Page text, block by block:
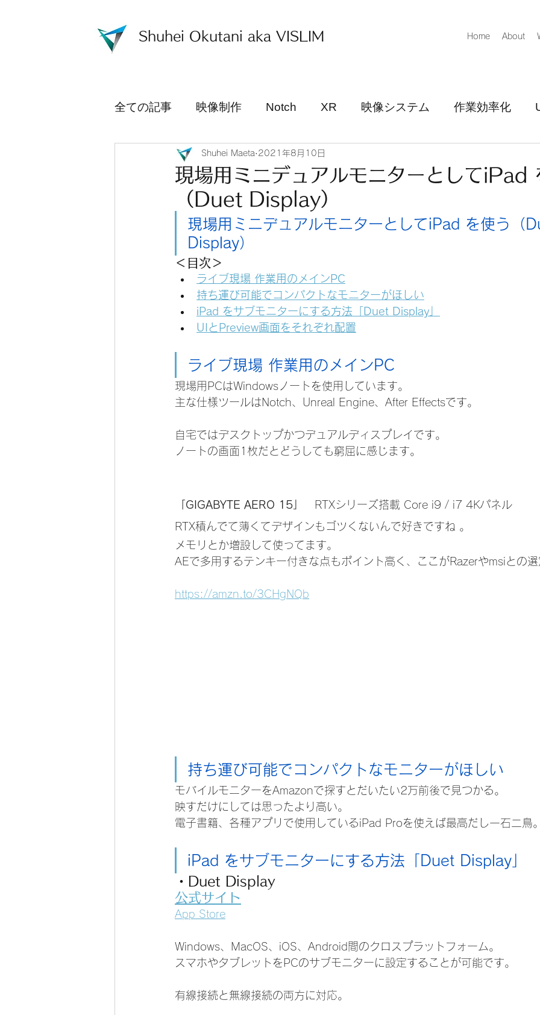
Shuhei Okutani aka VISLIM Home About
全ての記事 映像制作 Notch XR 映像システム 作業効率化
現場用ミニデュアルモニターとしてiPad
（Duet Display）
Shuhei Maeta 2021年8月10日
現場用ミニデュアルモニターとしてiPad を使う（
Display）
＜目次＞
ライブ現場 作業用のメインPC
持ち運び可能でコンパクトなモニターがほしい
iPad をサブモニターにする方法「Duet Display」
UIとPreview画面をそれぞれ配置
ライブ現場 作業用のメインPC
現場用PCはWindowsノートを使用しています。
主な仕様ツールはNotch、Unreal Engine、After Effectsです。
自宅ではデスクトップかつデュアルディスプレイです。
ノートの画面1枚だとどうしても窮屈に感じます。
「GIGABYTE AERO 15」
RTXシリーズ搭載 Core i9 / i7 4Kパネル
RTX積んでて薄くてデザインもゴツくないんで好きですね 。
メモリとか増設して使ってます。
AEで多用するテンキー付きな点もポイント高く、ここがRazerやmsiとの選
https://amzn.to/3CHgNQb
持ち運び可能でコンパクトなモニターがほしい
モバイルモニターをAmazonで探すとだいたい2万前後で見つかる。
映すだけにしては思ったより高い。
電子書籍、各種アプリで使用しているiPad Proを使えば最高だし一石二鳥。
iPad をサブモニターにする方法「Duet Display」
・Duet Display
公式サイト
App Store
Windows、MacOS、iOS、Android間のクロスプラットフォーム。
スマホやタブレットをPCのサブモニターに設定することが可能です。
有線接続と無線接続の両方に対応。